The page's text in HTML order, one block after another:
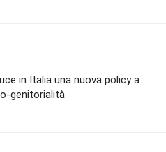
in Italia una nuova policy a
genitorialità